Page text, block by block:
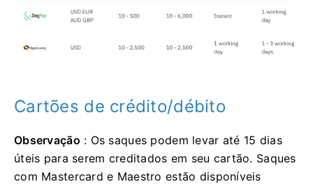
Cartões de crédito/débito
Observação : Os saques podem levar até 15 dias
úteis para serem creditados em seu cartão. Saques
com Mastercard e Maestro estão disponíveis